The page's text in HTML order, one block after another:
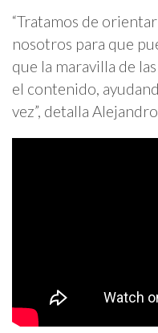
“Tratamos de
nosotros para que
que la maravilla de
el contenido,
vez”, detalla